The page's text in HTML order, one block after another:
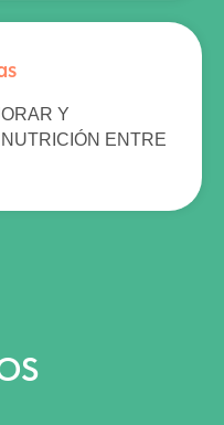
Y
ENTRE